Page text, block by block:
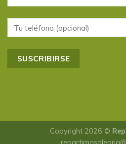
Copyright 2026 ©